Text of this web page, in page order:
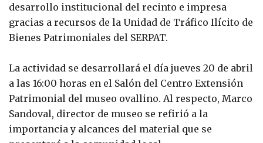
desarrollo institucional del recinto e impresa
gracias a recursos de la Unidad de Tráfico Ilícito de
Bienes Patrimoniales del SERPAT.
La actividad se desarrollará el día jueves 20 de abril
a las 16:00 horas en el Salón del Centro Extensión
Patrimonial del museo ovallino. Al respecto, Marco
Sandoval, director de museo se refirió a la
importancia y alcances del material que se